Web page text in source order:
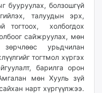
бууруулах, болзошгүй
талуудын эрх,
тогтоох, холбогдох
сайжруулах, мөн
урьдчилан
тогтмол хүргэх
барилга орон
мөн Хууль зүй
нарт хүргүүлжээ.